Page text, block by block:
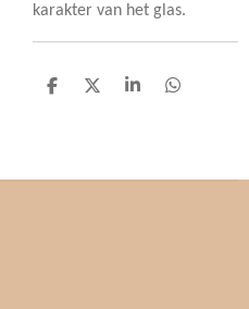
karakter van het glas.
D
D
S
D